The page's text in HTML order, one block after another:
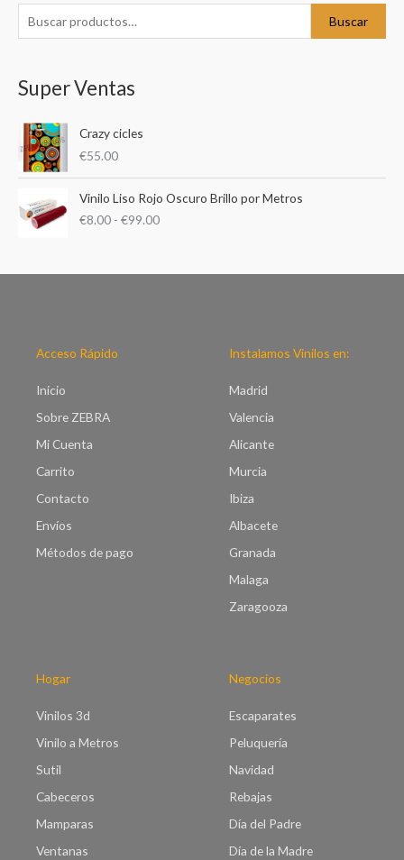
r
Buscar
Super Ventas
Crazy cicles
€55.00
Vinilo Liso Rojo Oscuro Brillo por Metros
€8.00 - €99.00
a
n
Acceso Rápido
Inicio
Sobre ZEBRA
Mi Cuenta
Carrito
Contacto
Envíos
Métodos de pago
Instalamos Vinilos en:
Madrid
Valencia
Alicante
Murcia
Ibiza
Albacete
Granada
Malaga
Zaragooza
Hogar
Vinilos 3d
Vinilo a Metros
Sutil
Cabeceros
Mamparas
Ventanas
Negocios
Escaparates
Peluquería
Navidad
Rebajas
Día del Padre
Día de la Madre